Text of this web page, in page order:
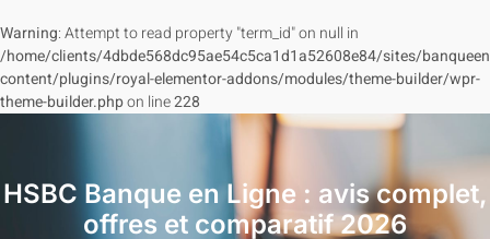
Warning: Attempt to read property "term_id" on null in
/home/clients/4dbde568dc95ae54c5ca1d1a52608e84/sites/
content/plugins/royal-elementor-addons/modules/theme-builder/wpr-
theme-builder.phpon line228
HSBC Banque en Ligne : avis complet,
offres et comparatif 2026